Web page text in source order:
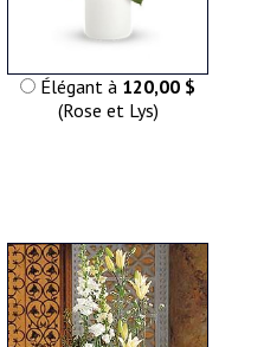
Élégant à 120,00 $
(Rose et Lys)